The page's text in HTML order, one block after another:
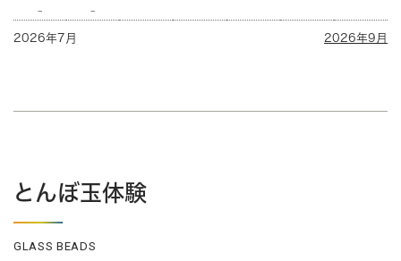
- -
2026年7月 2026年9月
とんぼ玉体験
GLASS BEADS